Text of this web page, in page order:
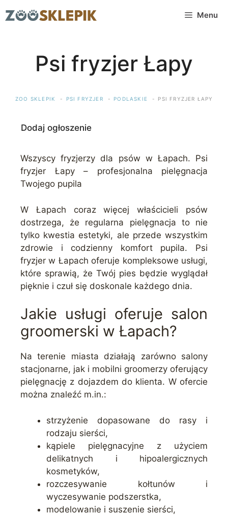
do
Menu
Psi fryzjer Łapy
ZOO SKLEPIK PSI FRYZJER PODLASKIE PSI FRYZJER ŁAPY
Dodaj ogłoszenie
Wszyscy fryzjerzy dla psów w Łapach. Psi
fryzjer Łapy – profesjonalna pielęgnacja
Twojego pupila
W Łapach coraz więcej właścicieli psów
dostrzega, że regularna pielęgnacja to nie
tylko kwestia estetyki, ale przede wszystkim
zdrowie i codzienny komfort pupila. Psi
fryzjer w Łapach oferuje kompleksowe usługi,
które sprawią, że Twój pies będzie wyglądał
pięknie i czuł się doskonale każdego dnia.
Jakie usługi oferuje salon
groomerski w Łapach?
Na terenie miasta działają zarówno salony
stacjonarne, jak i mobilni groomerzy oferujący
pielęgnację z dojazdem do klienta. W ofercie
można znaleźć m.in.:
strzyżenie dopasowane do rasy i
rodzaju sierści,
kąpiele pielęgnacyjne z użyciem
delikatnych i hipoalergicznych
kosmetyków,
rozczesywanie kołtunów i
wyczesywanie podszerstka,
modelowanie i suszenie sierści,